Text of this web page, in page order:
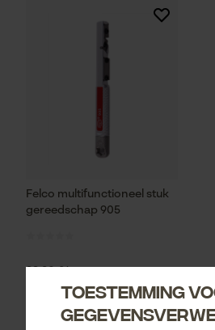
Felco multifunctioneel stuk
gereedschap 905
Toestemming